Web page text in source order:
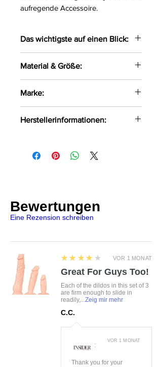
aufregende Accessoire.
Das wichtigste auf einen Blick:
zarten Materialien
Obenrum mit einem breiten,
elastischen Spitzenrand
versehen
Die Strumpfhose passt sich
Im Schritt offen
Material & Größe:
Material:
20%Elasthan
Stärke:20DEN
Marke:
Herstellerinformationen:
Siemońska 11 Będzin, Polen, 42-
Bewertungen
Eine Rezension schreiben
VOR 1 MONAT
4
★★★★★
Great For Guys Too!
Each of the dildos in this set of 3
are firm enough to slide in
readily,...Zeig mir mehr
C.C.
:
Thank you for your
VOR 1 MONAT